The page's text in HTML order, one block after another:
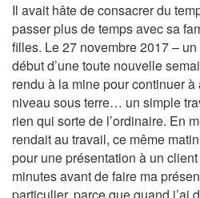
Il avait hâte de consacrer du
passer plus de temps avec sa
filles. Le 27 novembre 2017 –
début d’une toute nouvelle
rendu à la mine pour continuer
niveau sous terre… un simple
rien qui sorte de l’ordinaire. En
rendait au travail, ce même
pour une présentation à un
minutes avant de faire ma
particulier, parce que quand j’ai